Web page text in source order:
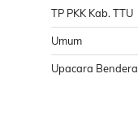
TP PKK Kab. TTU
Umum
Upacara Bendera